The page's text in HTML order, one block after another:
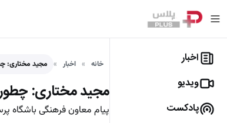
اخبار
ویدیو
پادکست
خانه اخبار مجید مختاری:
مجید مختاری:
پیام معاون فرهنگی باشگاه